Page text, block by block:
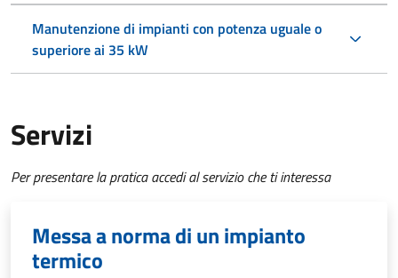
Manutenzione di impianti con potenza uguale o
superiore ai 35 kW
Servizi
Per presentare la pratica accedi al servizio che ti interessa
Messa a norma di un impianto
termico